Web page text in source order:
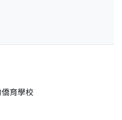
育學校